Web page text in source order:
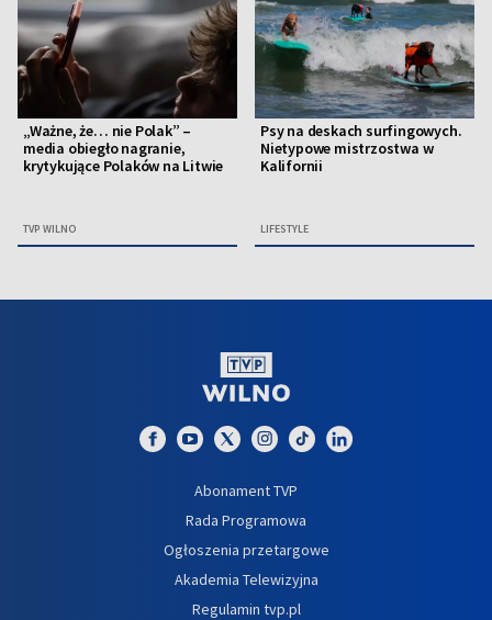
„Ważne, że… nie Polak” –
media obiegło nagranie,
krytykujące Polaków na Litwie
TVP WILNO
Psy na deskach surfingowych.
Nietypowe mistrzostwa w
Kalifornii
LIFESTYLE
Abonament TVP
Rada Programowa
Ogłoszenia przetargowe
Akademia Telewizyjna
Regulamin tvp.pl